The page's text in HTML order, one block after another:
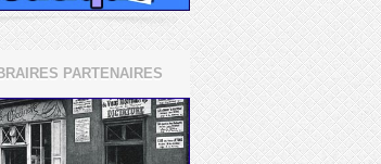
PARTENAIRES